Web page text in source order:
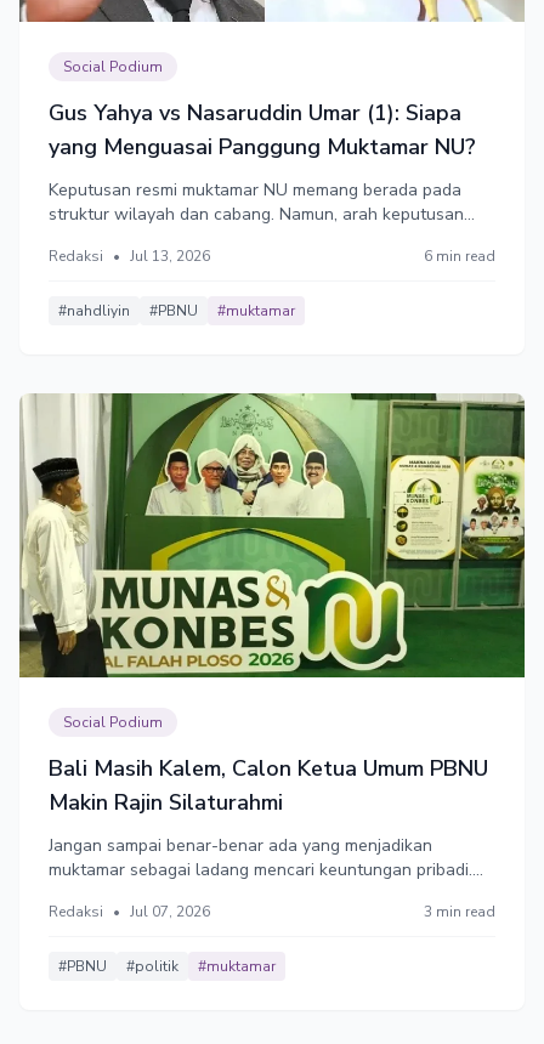
Social Podium
Gus Yahya vs Nasaruddin Umar (1): Siapa
yang Menguasai Panggung Muktamar NU?
Keputusan resmi muktamar NU memang berada pada
struktur wilayah dan cabang. Namun, arah keputusan
alumni Badan Otonom (Banom) yang berada di dalam
Redaksi • Jul 13, 2026 6 min read
#nahdliyin #PBNU #muktamar
Social Podium
Bali Masih Kalem, Calon Ketua Umum PBNU
Makin Rajin Silaturahmi
Jangan sampai benar-benar ada yang menjadikan
muktamar sebagai ladang mencari keuntungan pribadi.
transaksi yang menggerus kehormatan organisasi.
Redaksi • Jul 07, 2026 3 min read
#PBNU #politik #muktamar